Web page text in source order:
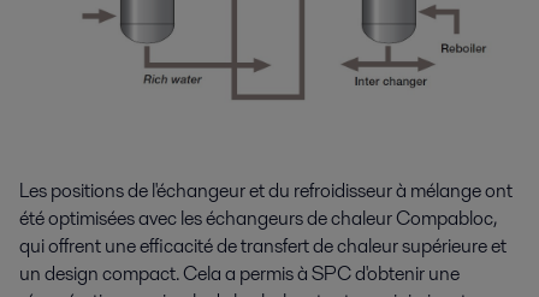
Les positions de l'échangeur et du refroidisseur à mélange ont
été optimisées avec les échangeurs de chaleur Compabloc,
qui offrent une efficacité de transfert de chaleur supérieure et
un design compact. Cela a permis à SPC d'obtenir une